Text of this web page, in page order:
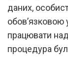
даних,
працювати
процедура